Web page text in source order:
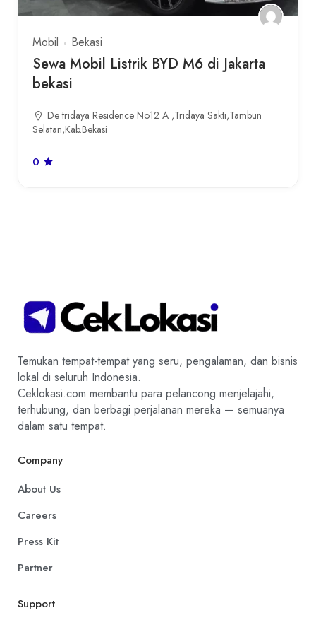
Mobil Bekasi
Sewa Mobil Listrik BYD M6 di Jakarta
bekasi
De tridaya Residence No12 A ,Tridaya Sakti,Tambun
Selatan,Kab.Bekasi
0
Temukan tempat-tempat yang seru, pengalaman, dan bisnis
lokal di seluruh Indonesia.
Ceklokasi.com membantu para pelancong menjelajahi,
terhubung, dan berbagi perjalanan mereka — semuanya
dalam satu tempat.
Company
About Us
Careers
Press Kit
Partner
Support